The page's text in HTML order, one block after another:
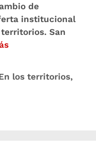
de
institucional
San
los territorios,